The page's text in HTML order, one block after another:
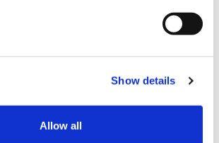
Show details
Allow all
PA (下行线）